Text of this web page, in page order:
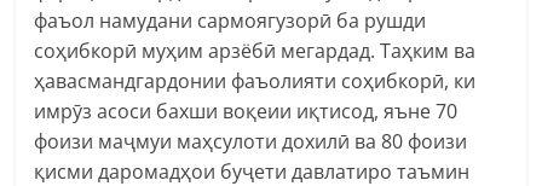
фаъол намудани сармоягузорӣ ба рушди
соҳибкорӣ муҳим арзёбӣ мегардад. Таҳким ва
ҳавасмандгардонии фаъолияти соҳибкорӣ, ки
имрӯз асоси бахши воқеии иқтисод, яъне 70
фоизи маҷмуи маҳсулоти дохилӣ ва 80 фоизи
қисми даромадҳои буҷети давлатиро таъмин